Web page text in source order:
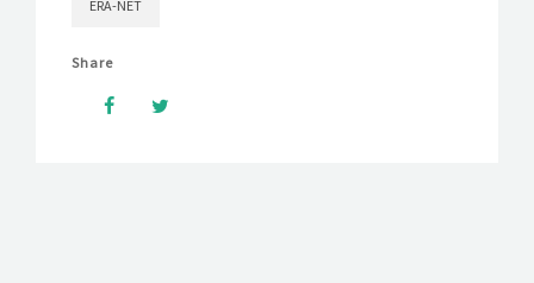
ERA-NET
Share